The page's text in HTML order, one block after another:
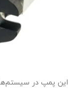
این پمپ در